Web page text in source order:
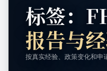
标签：
报告与
按真实经验、政策变化和申